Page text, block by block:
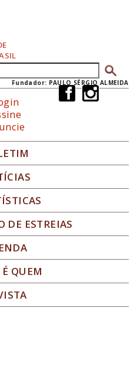
de busca
Fundador: PAULO SÉRGIO ALMEIDA
DE ESTREIAS
QUEM